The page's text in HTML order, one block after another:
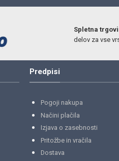
Spletna
delov za vse
Predpisi
Pogoji nakupa
Načini plačila
Izjava o zasebnosti
Pritožbe in vračila
Dostava